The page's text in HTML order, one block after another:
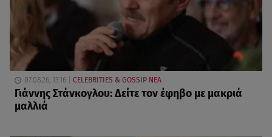
07.08.26, 13:16 CELEBRITIES & GOSSIP ΝΕΑ
Γιάννης Στάνκογλου: Δείτε τον έφηβο με μακριά
μαλλιά